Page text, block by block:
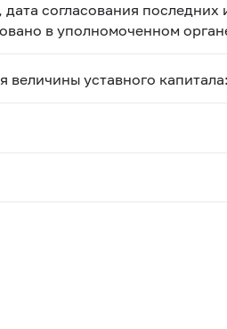
согласования последних
в уполномоченном
величины уставного